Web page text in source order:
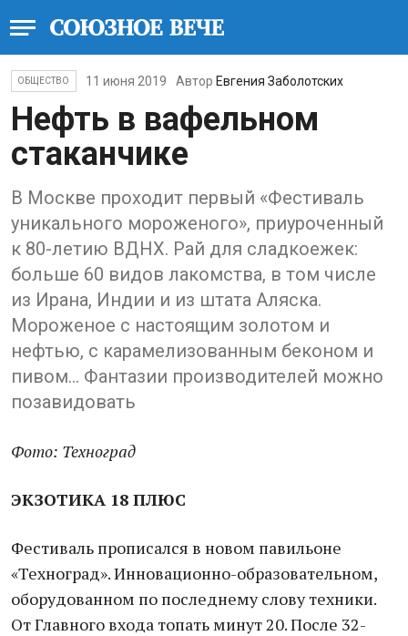
ОБЩЕСТВО 11 июня 2019 Автор Евгения Заболотских
Нефть в вафельном
стаканчике
В Москве проходит первый «Фестиваль
уникального мороженого», приуроченный
к 80-летию ВДНХ. Рай для сладкоежек:
больше 60 видов лакомства, в том числе
из Ирана, Индии и из штата Аляска.
Мороженое с настоящим золотом и
нефтью, с карамелизованным беконом и
пивом… Фантазии производителей можно
позавидовать
Фото: Техноград
ЭКЗОТИКА 18 ПЛЮС
Фестиваль прописался в новом павильоне
«Техноград». Инновационно-образовательном,
оборудованном по последнему слову техники.
От Главного входа топать минут 20. После 32-